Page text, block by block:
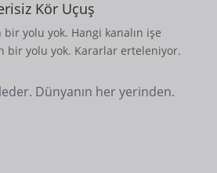
Kör Uçuş
yolu yok. Hangi kanalın işe
bir yolu yok. Kararlar erteleniyor.
Dünyanın her yerinden.